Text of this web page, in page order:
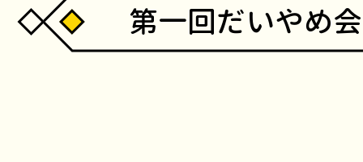
第一回だいやめ